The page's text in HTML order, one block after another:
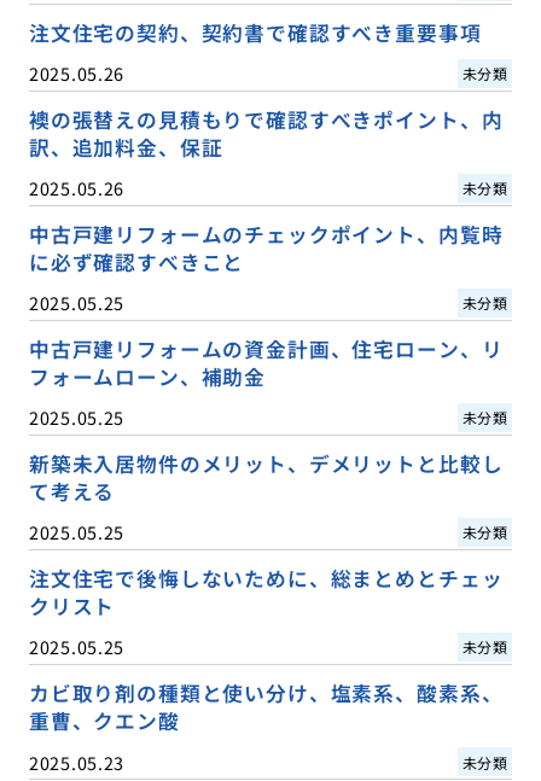
注文住宅の契約、契約書で確認すべき重要事項
2025.05.26 未分類
襖の張替えの見積もりで確認すべきポイント、内
訳、追加料金、保証
2025.05.26 未分類
中古戸建リフォームのチェックポイント、内覧時
に必ず確認すべきこと
2025.05.25 未分類
中古戸建リフォームの資金計画、住宅ローン、リ
フォームローン、補助金
2025.05.25 未分類
新築未入居物件のメリット、デメリットと比較し
て考える
2025.05.25 未分類
注文住宅で後悔しないために、総まとめとチェッ
クリスト
2025.05.25 未分類
カビ取り剤の種類と使い分け、塩素系、酸素系、
重曹、クエン酸
2025.05.23 未分類